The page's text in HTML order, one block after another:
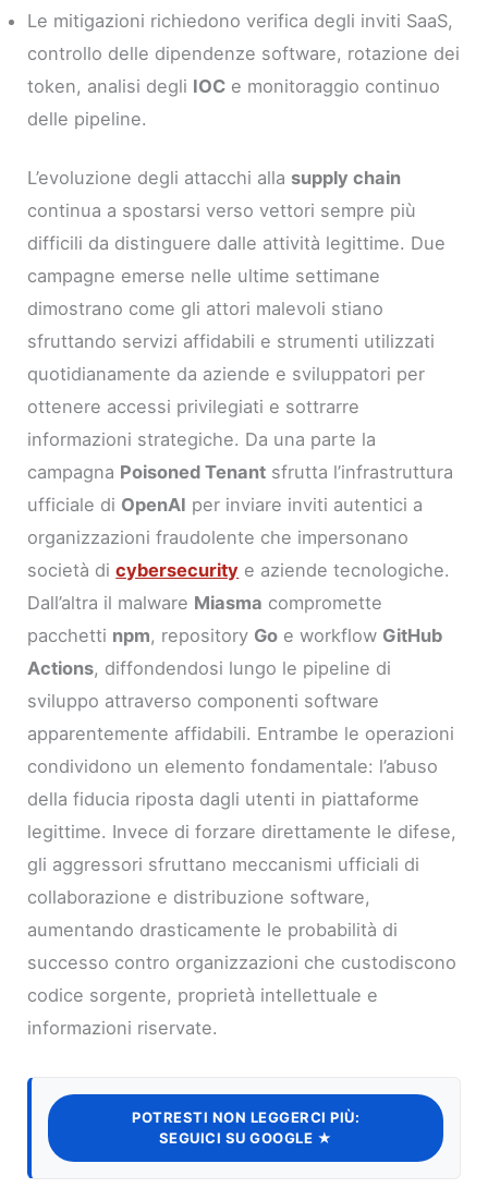
Le mitigazioni richiedono verifica degli inviti SaaS,
controllo delle dipendenze software, rotazione dei
token, analisi degli IOC e monitoraggio continuo
delle pipeline.
L’evoluzione degli attacchi alla supply chain
continua a spostarsi verso vettori sempre più
difficili da distinguere dalle attività legittime. Due
campagne emerse nelle ultime settimane
dimostrano come gli attori malevoli stiano
sfruttando servizi affidabili e strumenti utilizzati
quotidianamente da aziende e sviluppatori per
ottenere accessi privilegiati e sottrarre
informazioni strategiche. Da una parte la
campagna Poisoned Tenant sfrutta l’infrastruttura
ufficiale di OpenAI per inviare inviti autentici a
organizzazioni fraudolente che impersonano
società dicybersecurity e aziende tecnologiche.
Dall’altra il malware Miasma compromette
pacchetti npm, repository Go e workflow GitHub
Actions, diffondendosi lungo le pipeline di
sviluppo attraverso componenti software
apparentemente affidabili. Entrambe le operazioni
condividono un elemento fondamentale: l’abuso
della fiducia riposta dagli utenti in piattaforme
legittime. Invece di forzare direttamente le difese,
gli aggressori sfruttano meccanismi ufficiali di
collaborazione e distribuzione software,
aumentando drasticamente le probabilità di
successo contro organizzazioni che custodiscono
codice sorgente, proprietà intellettuale e
informazioni riservate.
POTRESTI NON LEGGERCI PIÙ:
SEGUICI SU GOOGLE ★